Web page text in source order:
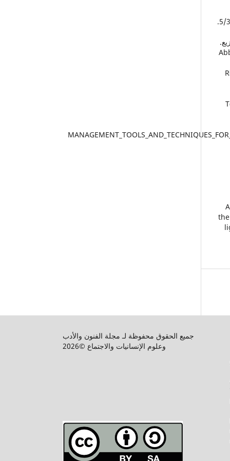
15. الهيئة العامة للإحصاء(2024).الإحصاءات(الاقتصادية-الاجتماعية-المكانية). 5/3/2025.
جميع الحقوق محفوظة لـ مجلة الفنون والأدب
وعلوم الإنسانيات والاجتماع ©2026